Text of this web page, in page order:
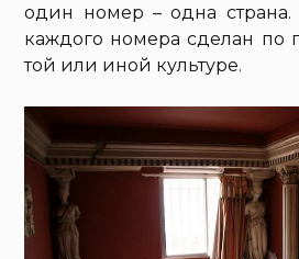
один номер – одна страна.
каждого номера сделан по
той или иной культуре.